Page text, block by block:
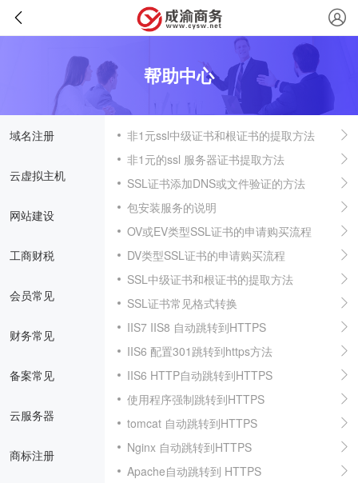
帮助中心
域名注册
云虚拟主机
网站建设
工商财税
会员常见
财务常见
备案常见
云服务器
商标注册
非1元ssl中级证书和根证书的提取方法
非1元的ssl 服务器证书提取方法
SSL证书添加DNS或文件验证的方法
包安装服务的说明
OV或EV类型SSL证书的申请购买流程
DV类型SSL证书的申请购买流程
SSL中级证书和根证书的提取方法
SSL证书常见格式转换
IIS7 IIS8 自动跳转到HTTPS
IIS6 配置301跳转到https方法
IIS6 HTTP自动跳转到HTTPS
使用程序强制跳转到HTTPS
tomcat 自动跳转到HTTPS
Nginx 自动跳转到HTTPS
Apache自动跳转到 HTTPS